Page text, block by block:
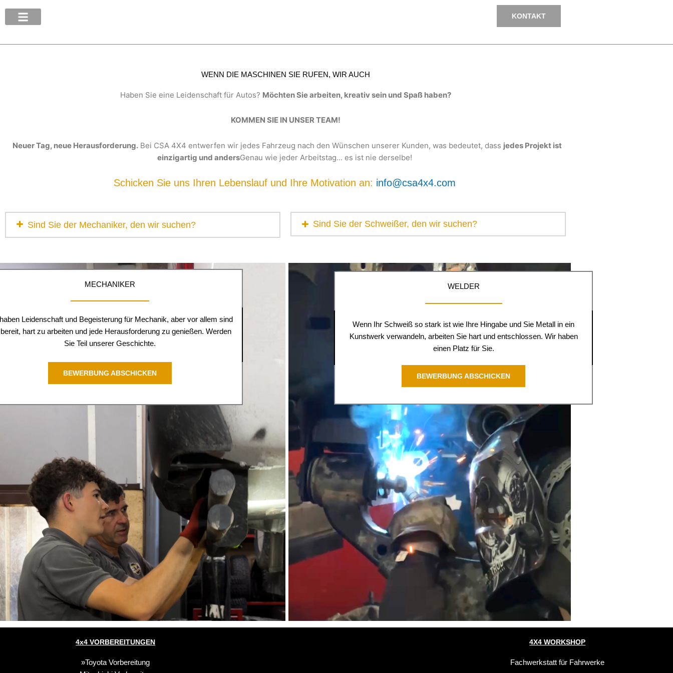
KONTAKT
WENN DIE MASCHINEN SIE RUFEN, WIR AUCH
Haben Sie eine Leidenschaft für Autos? Möchten Sie arbeiten, kreativ sein und Spaß haben?
KOMMEN SIE IN UNSER TEAM!
Neuer Tag, neue Herausforderung.Bei CSA 4X4 entwerfen wir jedes Fahrzeug nach den Wünschen unserer Kunden, was bedeutet, dass jedes Projekt ist
einzigartig und andersGenau wie jeder Arbeitstag... es ist nie derselbe!
Schicken Sie uns Ihren Lebenslauf und Ihre Motivation an: info@csa4x4.com
Sind Sie der Mechaniker, den wir suchen? Sind Sie der Schweißer, den wir suchen?
MECHANIKER
Leidenschaft und Begeisterung für Mechanik, aber vor allem sind
hart zu arbeiten und jede Herausforderung zu genießen. Werden
Sie Teil unserer Geschichte.
BEWERBUNG ABSCHICKEN
WELDER
Wenn Ihr Schweiß so stark ist wie Ihre Hingabe und Sie Metall in ein
Kunstwerk verwandeln, arbeiten Sie hart und entschlossen. Wir haben
einen Platz für Sie.
BEWERBUNG ABSCHICKEN
4x4 VORBEREITUNGEN
Toyota Vorbereitung
4X4 WORKSHOP
Fachwerkstatt für Fahrwerke